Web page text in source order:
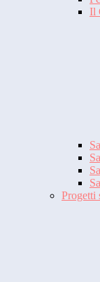
Il
Progetti